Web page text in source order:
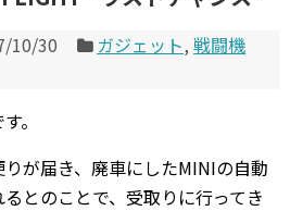
10/30 ガジェット,戦闘機
。
が届き、廃車にしたMINIの自動
とのことで、受取りに行ってき